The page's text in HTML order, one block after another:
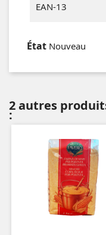
EAN-13
État Nouveau
2 autres
: